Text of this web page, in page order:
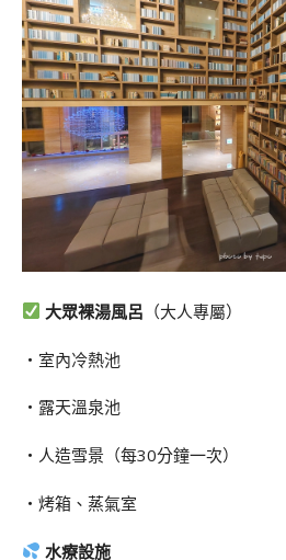
大眾裸湯風呂 （大人專屬）
・室內冷熱池
・露天溫泉池
・人造雪景（每30分鐘一次）
・烤箱、蒸氣室
水療設施